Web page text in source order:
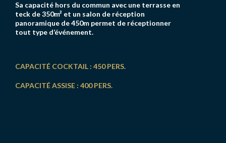
Sa capacité hors du commun avec une terrasse en
teck de 350m² et un salon de réception
panoramique de 450m permet de réceptionner
tout type d’événement.
CAPACITÉ COCKTAIL : 450 PERS.
CAPACITÉ ASSISE : 400 PERS.